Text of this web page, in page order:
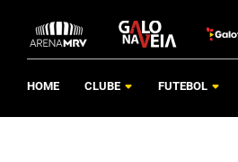
HOME CLUBE FUTEBOL